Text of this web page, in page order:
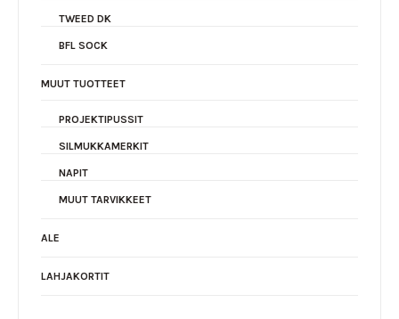
TWEED DK
BFL SOCK
MUUT TUOTTEET
PROJEKTIPUSSIT
SILMUKKAMERKIT
NAPIT
MUUT TARVIKKEET
ALE
LAHJAKORTIT